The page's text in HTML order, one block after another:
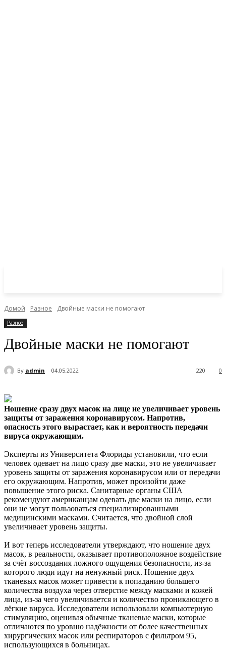
Домой Разное Двойные маски не помогают
Разное
Двойные маски не помогают
By admin 04.05.2022 0
220
Ношение сразу двух масок на лице не увеличивает уровень
защиты от заражения коронавирусом. Напротив,
опасность этого вырастает, как и вероятность передачи
вируса окружающим.
Эксперты из Университета Флориды установили, что если
человек одевает на лицо сразу две маски, это не увеличивает
уровень защиты от заражения коронавирусом или от передачи
его окружающим. Напротив, может произойти даже
повышение этого риска. Санитарные органы США
рекомендуют американцам одевать две маски на лицо, если
они не могут пользоваться специализированными
медицинскими масками. Считается, что двойной слой
увеличивает уровень защиты.
И вот теперь исследователи утверждают, что ношение двух
масок, в реальности, оказывает противоположное воздействие
за счёт воссоздания ложного ощущения безопасности, из-за
которого люди идут на ненужный риск. Ношение двух
тканевых масок может привести к попаданию большего
количества воздуха через отверстие между масками и кожей
лица, из-за чего увеличивается и количество проникающего в
лёгкие вируса. Исследователи использовали компьютерную
стимуляцию, оценивая обычные тканевые маски, которые
отличаются по уровню надёжности от более качественных
хирургических масок или респираторов с фильтром 95,
использующихся в больницах.